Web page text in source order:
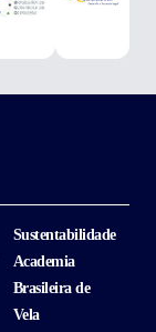
Sustentabilidade
Academia
Brasileira de
Vela